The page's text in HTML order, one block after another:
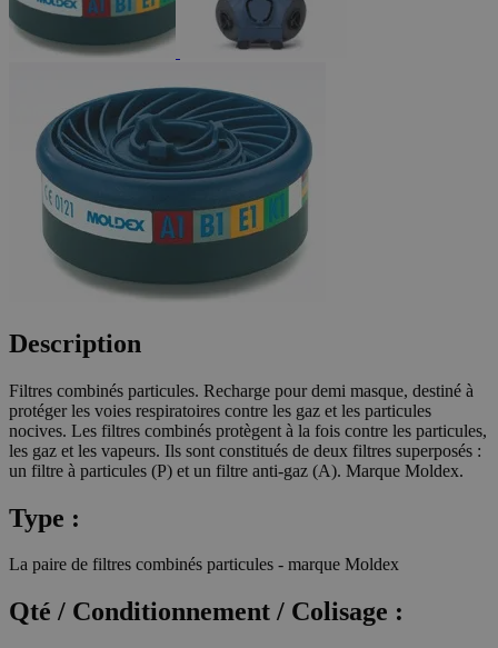
Description
Filtres combinés particules. Recharge pour demi masque, destiné à
protéger les voies respiratoires contre les gaz et les particules
nocives. Les filtres combinés protègent à la fois contre les particules,
les gaz et les vapeurs. Ils sont constitués de deux filtres superposés :
un filtre à particules (P) et un filtre anti-gaz (A). Marque Moldex.
Type :
La paire de filtres combinés particules - marque Moldex
Qté / Conditionnement / Colisage :